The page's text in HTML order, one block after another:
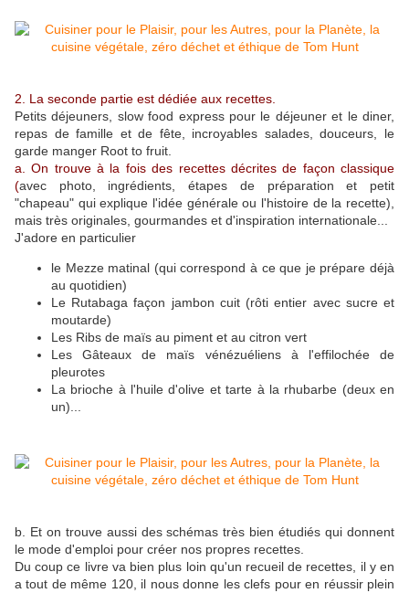
2. La seconde partie est dédiée aux recettes.
Petits déjeuners, slow food express pour le déjeuner et le diner,
repas de famille et de fête, incroyables salades, douceurs, le
garde manger Root to fruit.
a. On trouve à la fois des recettes décrites de façon classique
(avec photo, ingrédients, étapes de préparation et petit
"chapeau" qui explique l'idée générale ou l'histoire de la recette),
mais très originales, gourmandes et d'inspiration internationale...
J'adore en particulier
le Mezze matinal (qui correspond à ce que je prépare déjà
au quotidien)
Le Rutabaga façon jambon cuit (rôti entier avec sucre et
moutarde)
Les Ribs de maïs au piment et au citron vert
Les Gâteaux de maïs vénézuéliens à l'effilochée de
pleurotes
La brioche à l'huile d'olive et tarte à la rhubarbe (deux en
un)...
b. Et on trouve aussi des schémas très bien étudiés qui donnent
le mode d'emploi pour créer nos propres recettes.
Du coup ce livre va bien plus loin qu'un recueil de recettes, il y en
a tout de même 120, il nous donne les clefs pour en réussir plein